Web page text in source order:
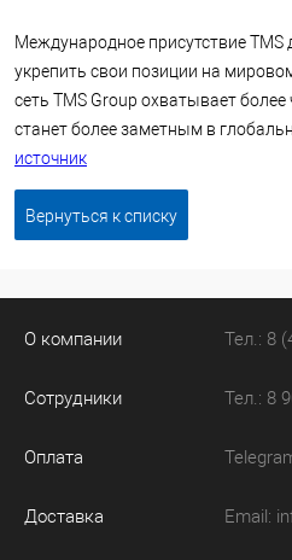
Международное присутствие
укрепить свои позиции на
сеть TMS Group охватывает
станет более заметным в
источник
Вернуться к списку
О компании
Сотрудники
Оплата
Доставка
Тел.: 8
Тел.: 8
Email: